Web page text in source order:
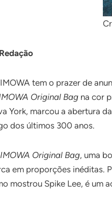
tem o prazer de
Original Bag na cor
York, marcou a abertura
dos últimos 300 anos.
Original Bag, uma
em proporções inéditas.
mostrou Spike Lee, é um